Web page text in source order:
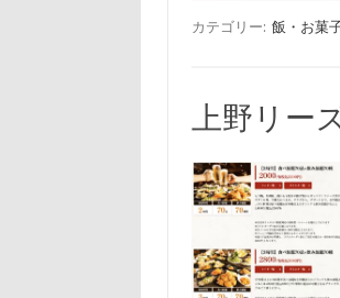
カテゴリー: 飯・お菓
上野リー